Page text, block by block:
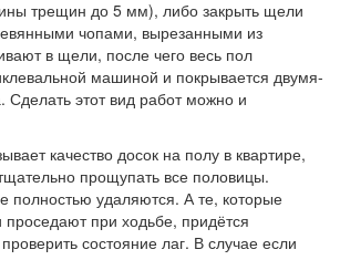
трещин до 5 мм), либо закрыть щели
чопами, вырезанными из
в щели, после чего весь пол
машиной и покрывается двумя-
Сделать этот вид работ можно и
качество досок на полу в квартире,
прощупать все половицы.
полностью удаляются. А те, которые
проседают при ходьбе, придётся
состояние лаг. В случае если